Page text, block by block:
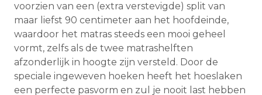
voorzien van een (extra verstevigde) split van
maar liefst 90 centimeter aan het hoofdeinde,
waardoor het matras steeds een mooi geheel
vormt, zelfs als de twee matrashelften
afzonderlijk in hoogte zijn versteld. Door de
speciale ingeweven hoeken heeft het hoeslaken
een perfecte pasvorm en zul je nooit last hebben